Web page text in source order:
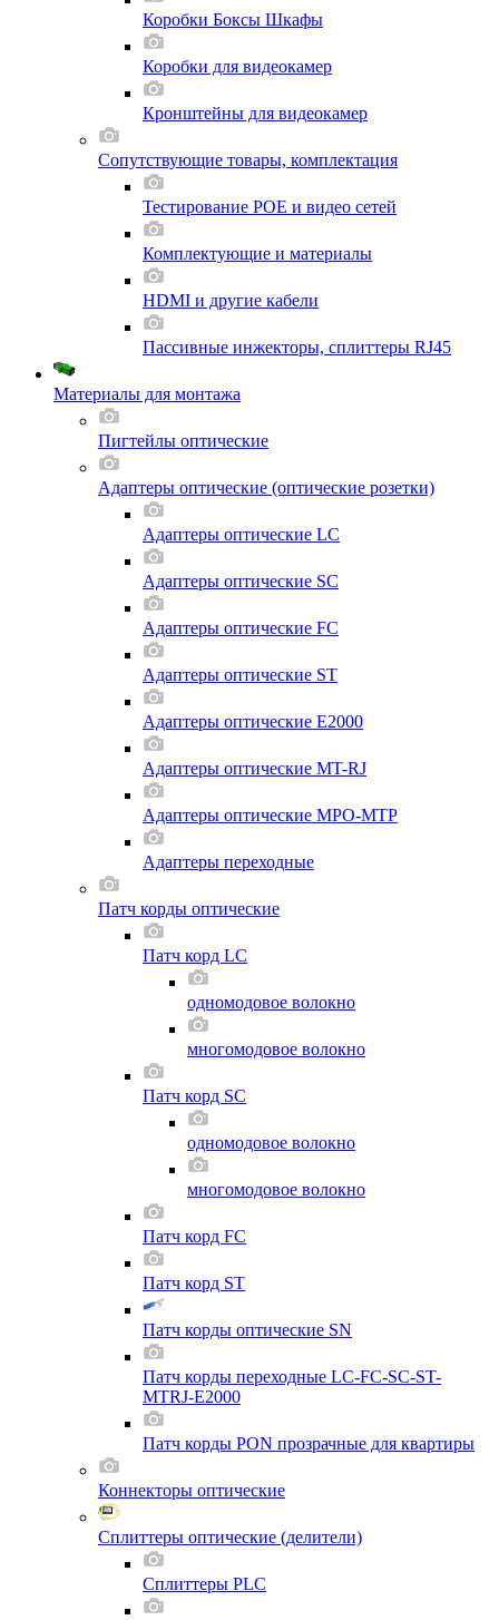
Коробки Боксы Шкафы
Коробки для видеокамер
Кронштейны для видеокамер
Сопутствующие товары, комплектация
Тестирование POE и видео сетей
Комплектующие и материалы
HDMI и другие кабели
Пассивные инжекторы, сплиттеры RJ45
Материалы для монтажа
Пигтейлы оптические
Адаптеры оптические (оптические розетки)
Адаптеры оптические LC
Адаптеры оптические SC
Адаптеры оптические FC
Адаптеры оптические ST
Адаптеры оптические E2000
Адаптеры оптические MT-RJ
Адаптеры оптические MPO-MTP
Адаптеры переходные
Патч корды оптические
Патч корд LC
одномодовое волокно
многомодовое волокно
Патч корд SC
одномодовое волокно
многомодовое волокно
Патч корд FC
Патч корд ST
Патч корды оптические SN
Патч корды переходные LC-FC-SC-ST-
MTRJ-E2000
Патч корды PON прозрачные для квартиры
Коннекторы оптические
Сплиттеры оптические (делители)
Сплиттеры PLC